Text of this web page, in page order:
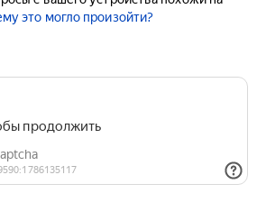
это могло произойти?